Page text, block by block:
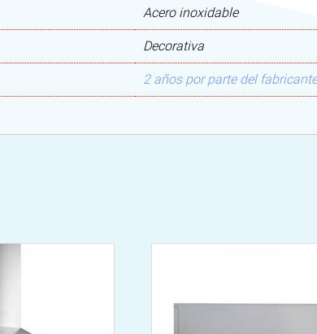
Acero inoxidable
Decorativa
2 años por parte del fabricante